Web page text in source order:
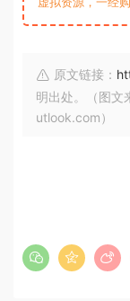
原文链接：
明出处。（图
utlook.com）